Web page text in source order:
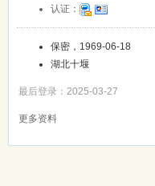
认证：
保密，1969-06-18
湖北十堰
最后登录：2025-03-27
更多资料